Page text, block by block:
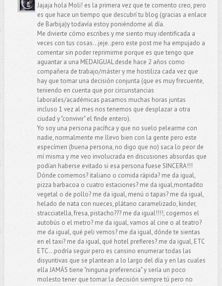
Jajaja hola Moli! es la primera vez que te comento creo, pero
es que hace un tiempo que descubrí tu blog (gracias a enlace
de Barbija)y todavía estoy poniéndome al día.
Me divierte cómo escribes y me siento muy identificada a
veces con tus cosas...jeje..pero este post me ha empujado a
comentar sin poder reprimirme porque es que tengo que
aguantar a una MEDAIGUAL desde hace 2 años como
compañera de trabajo/máster y me hostiliza cada vez que
hay que tomar una decisión conjunta (que es muy frecuente,
teniendo en cuenta que por circunstancias
laborales/académicas pasamos muchas horas juntas
incluso 1 vez al mes nos tenemos que desplazar a otra
ciudad y "convivir" el finde entero).
Yo soy una persona pacífica y que no suelo pelearme con
nadie, normalmente me llevo bien con la gente pero este
especímen (buena persona, no digo que no) saca lo peor de
mí misma y me veo involucrada en discusiones absurdas que
podían haberse evitado si esa persona fuese SINCERA!!!
Dónde comemos? italiano o comida rápida? me da igual,
pizza barbacoa o cuatro estaciones? me da igual,montadito
vegetal o de pollo? me da igual, menú o tapas? me da igual,
helado de nata con nueces, plátano caramelizado, kinder,
stracciatella, fresa, pistacho??? me da igual!!!!, cogemos el
autobús o el metro? me da igual, vamos al cine o al teatro?
me da igual, qué peli vemos? me da igual, dónde te sientas
en el taxi? me da igual, qué hotel prefieres? me da igual, ETC
ETC...podría seguir pero es cansino enumerar todas las
disyuntivas que se plantean a lo largo del día y en las cuales
ella JAMÁS tiene "ninguna preferencia" y sería un poco
molesto tener que tomar la decisión siempre tú pero no